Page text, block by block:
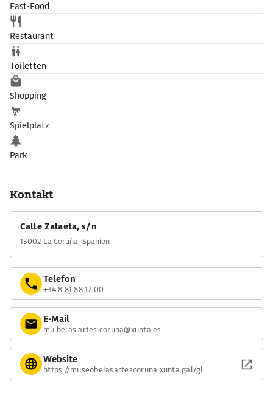
Fast-Food
Restaurant
Toiletten
Shopping
Spielplatz
Park
Kontakt
Calle Zalaeta, s/n
15002 La Coruña, Spanien
Telefon
+34 8 81 88 17 00
E-Mail
mu.belas.artes.coruna@xunta.es
Website
https://museobelasartescoruna.xunta.gal/gl